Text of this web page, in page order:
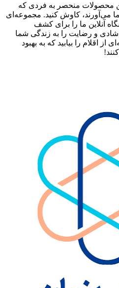
محصولات منحصر به فردی که
می‌آورند، کاوش کنید. مجموعه‌ای
آنلاین ما را برای کشف
و رضایت را به زندگی شما
اقلام را بیابید که به بهبود